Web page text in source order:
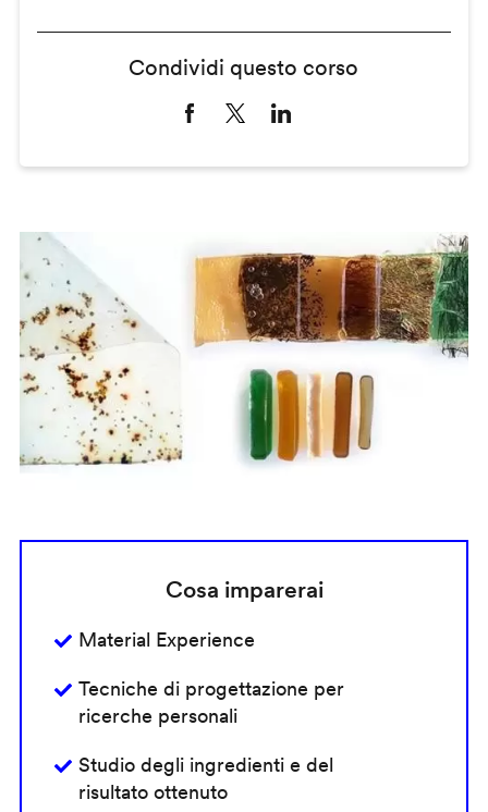
Condividi questo corso
Cosa imparerai
Material Experience
Tecniche di progettazione per
ricerche personali
Studio degli ingredienti e del
risultato ottenuto